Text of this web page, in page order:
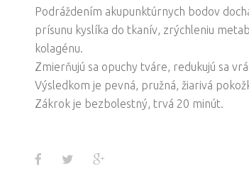
Podráždením akupunktúrnych bodov
prísunu kyslíka do tkanív, zrýchleniu
kolagénu.
Zmierňujú sa opuchy tváre, redukujú sa
Výsledkom je pevná, pružná, žiarivá
Zákrok je bezbolestný, trvá 20 minút.
FacebookTwitterGoogle+